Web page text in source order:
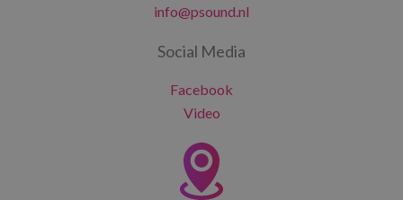
info@psound.nl
Social Media
Facebook
Video